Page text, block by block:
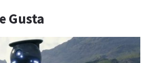
Gusta